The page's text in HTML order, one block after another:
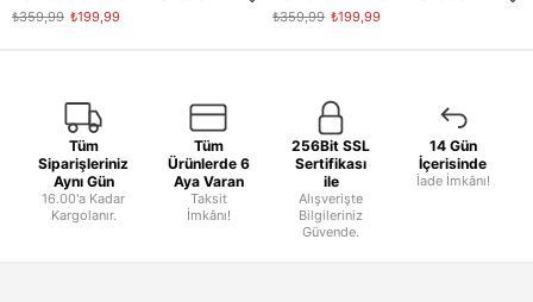
₺199,99
₺359,99
₺199,99
₺359,99
Tüm
Siparişleriniz
Aynı Gün
16.00'a Kadar
Kargolanır.
Tüm
Ürünlerde 6
Aya Varan
Taksit
İmkânı!
256Bit SSL
Sertifikası
ile
Alışverişte
Bilgileriniz
Güvende.
14 Gün
İçerisinde
İade İmkânı!